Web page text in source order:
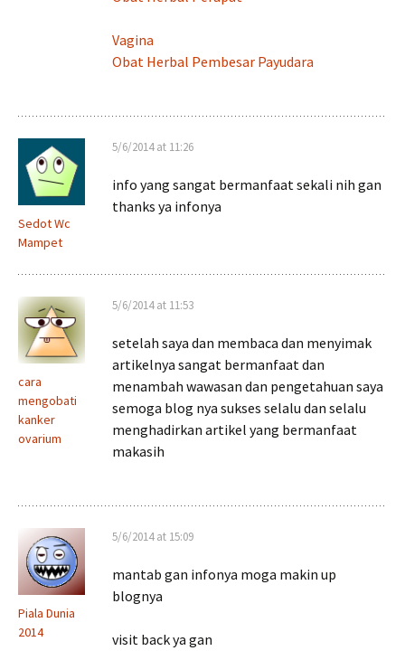
Vagina
Obat Herbal Pembesar Payudara
Sedot Wc
Mampet
5/6/2014 at 11:26
info yang sangat bermanfaat sekali nih gan
thanks ya infonya
cara
mengobati
kanker
ovarium
5/6/2014 at 11:53
setelah saya dan membaca dan menyimak
artikelnya sangat bermanfaat dan
menambah wawasan dan pengetahuan saya
semoga blog nya sukses selalu dan selalu
menghadirkan artikel yang bermanfaat
makasih
Piala Dunia
2014
5/6/2014 at 15:09
mantab gan infonya moga makin up
blognya
visit back ya gan